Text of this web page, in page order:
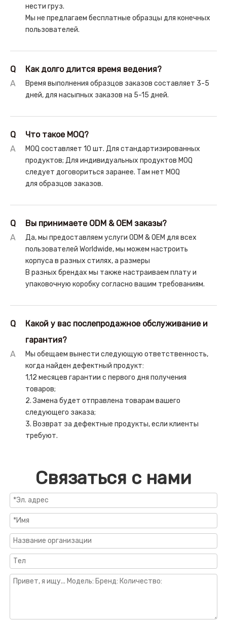
нести груз.
Мы не предлагаем бесплатные образцы для конечных
пользователей.
Q
Как долго длится время ведения?
A
Время выполнения образцов заказов составляет 3-5
дней, для насыпных заказов на 5-15 дней.
Q
Что такое MOQ?
A
MOQ составляет 10 шт. Для стандартизированных
продуктов; Для индивидуальных продуктов MOQ
следует договориться заранее. Там нет MOQ
для образцов заказов.
Q
Вы принимаете ODM & OEM заказы?
A
Да, мы предоставляем услуги ODM & OEM для всех
пользователей Worldwide, мы можем настроить
корпуса в разных стилях, а размеры
В разных брендах мы также настраиваем плату и
упаковочную коробку согласно вашим требованиям.
Q
Какой у вас послепродажное обслуживание и
гарантия?
A
Мы обещаем вынести следующую ответственность,
когда найден дефектный продукт:
1,12 месяцев гарантии с первого дня получения
товаров;
2. Замена будет отправлена ​​товарам вашего
следующего заказа;
3. Возврат за дефектные продукты, если клиенты
требуют.
Связаться с нами